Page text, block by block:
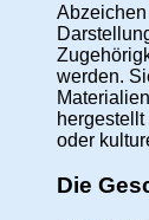
werden.
oder
Die